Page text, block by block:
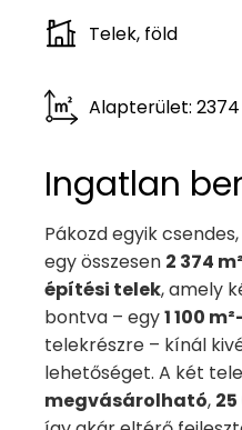
Telek, föld
Alapterület:
Ingatlan
Pákozd egyik
egy összesen 2 374
építési telek, amely
bontva – egy1 100
telekrészre – kínál
lehetőséget. A két
megvásárolható,